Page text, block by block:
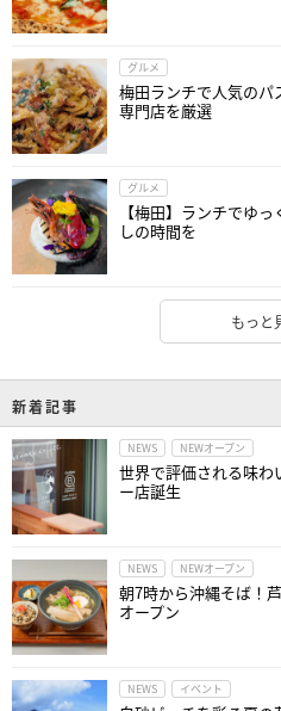
グルメ
梅田ランチで人気のパ
専門店を厳選
グルメ
【梅田】ランチでゆ
しの時間を
もっと
新着記事
NEWS NEWオープン
世界で評価される味わ
ー店誕生
NEWS NEWオープン
朝7時から沖縄そば！
オープン
NEWS イベント